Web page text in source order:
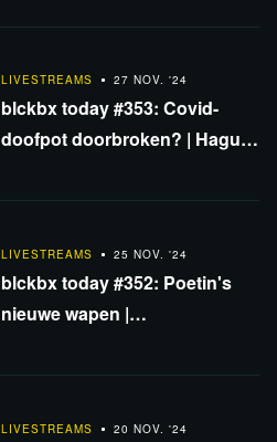
LIVESTREAMS 27 NOV. '24
blckbx today #353: Covid-
doofpot doorbroken? | Hague
LIVESTREAMS 25 NOV. '24
blckbx today #352: Poetin's
nieuwe wapen |
LIVESTREAMS 20 NOV. '24